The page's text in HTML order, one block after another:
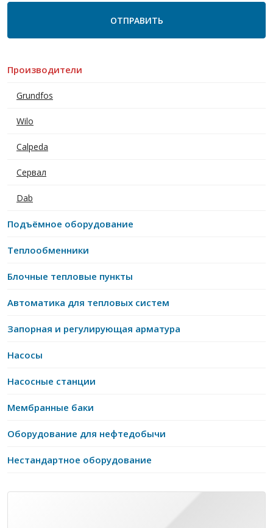
Производители
Grundfos
Wilo
Calpeda
Сервал
Dab
Подъёмное оборудование
Теплообменники
Блочные тепловые пункты
Автоматика для тепловых систем
Запорная и регулирующая арматура
Насосы
Насосные станции
Мембранные баки
Оборудование для нефтедобычи
Нестандартное оборудование